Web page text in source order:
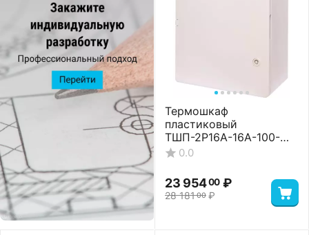
Термошкаф
пластиковый
ТШП-2P16A-16A-100-
504024 Basic
0.0
28 18100 ₽
23 95400 ₽